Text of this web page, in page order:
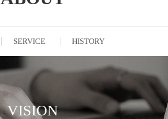
SERVICE HISTORY
VISION